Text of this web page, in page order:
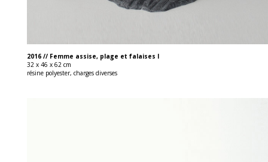
2016 // Femme assise, plage et falaises I
32 x 46 x 62 cm
résine polyester, charges diverses